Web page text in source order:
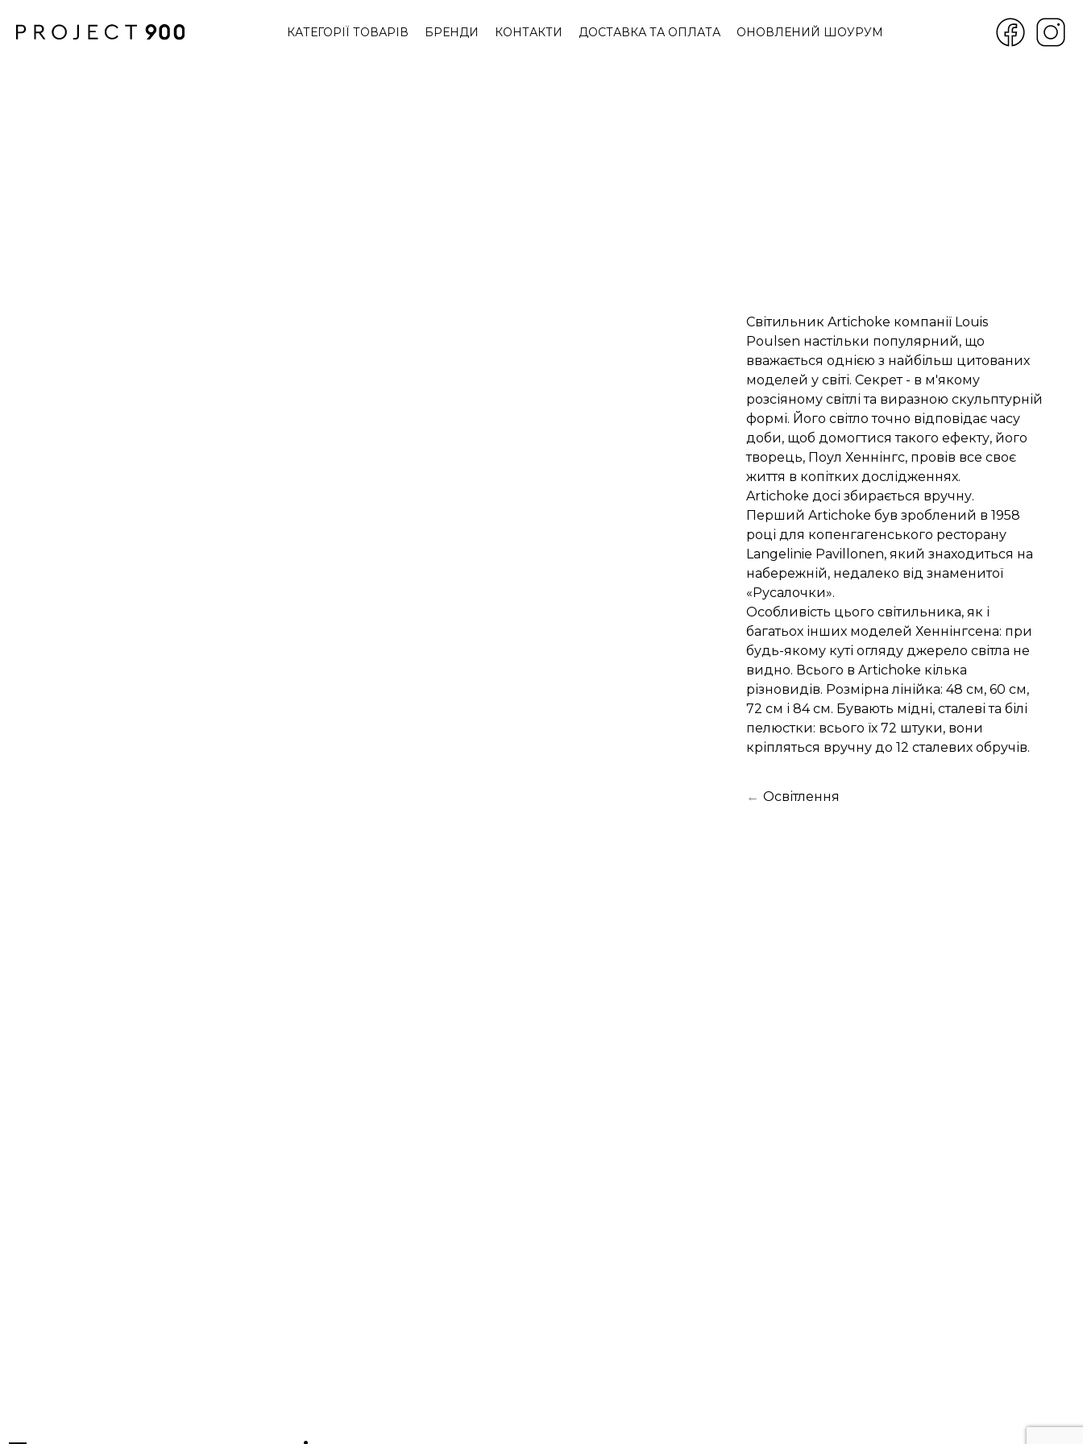
КАТЕГОРІЇ ТОВАРІВ БРЕНДИ КОНТАКТИ ДОСТАВКА ТА ОПЛАТА ОНОВЛЕНИЙ ШОУРУМ
Світильник Artichoke компанії Louis
Poulsen настільки популярний, що
вважається однією з найбільш цитованих
моделей у світі. Секрет - в м'якому
розсіяному світлі та виразною скульптурній
формі. Його світло точно відповідає часу
доби, щоб домогтися такого ефекту, його
творець, Поул Хеннінгс, провів все своє
життя в копітких дослідженнях.
Artichoke досі збирається вручну.
Перший Artichoke був зроблений в 1958
році для копенгагенського ресторану
Langelinie Pavillonen, який знаходиться на
набережній, недалеко від знаменитої
«Русалочки».
Особливість цього світильника, як і
багатьох інших моделей Хеннінгсена: при
будь-якому куті огляду джерело світла не
видно. Всього в Artichoke кілька
різновидів. Розмірна лінійка: 48 см, 60 см,
72 см і 84 см. Бувають мідні, сталеві та білі
пелюстки: всього їх 72 штуки, вони
кріпляться вручну до 12 сталевих обручів.
← Освітлення